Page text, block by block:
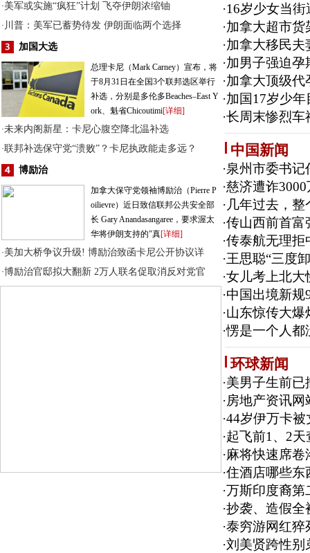
·美军或实施“疯狂”计划 飞夺伊朗浓缩铀
· 川普：美军已蓄势待发 伊朗面临两个选择
加国大选
总理卡尼（Mark Carney）宣布，将
于8月31日在全国3个联邦选区举行
补选，分别是多伦多Beaches–East Y
ork、魁省Chicoutimi[详细]
·未来内阁新星：卡尼心腹空降北温补选
·联邦补选保守党“溃败”？卡尼执政能走多远？
博励治
加拿大保守党领袖博励治（Pierre P
oilievre）近日致信联邦公共安全部
长 Gary Anandasangaree，要求渥太
华将伊朗支持的"真[详细]
·美加大桥争议升级! 博励治致函卡尼公开协议详
·博励治官邸拟大翻新 2万人联名促取消反对党官
·16岁少女当
·加拿大超市货
·加拿大移民夫
·加男子强迫孕
·加拿大顶级代
·加国17岁少
·长周末惨烈车
中国新闻
·泉州市委书记
·慈济遭诈
· 几年过去，
·传山西前首富
·传泰航无理拒
·王思聪“三度
·女儿考上北大
·中国出境新规
·山东惊传大爆
·愣是一个人都
环球新闻
·美男子生前已
·房地产资讯
·44岁伊万卡被
·起飞前1、2
·麻将快速席
·住酒店哪些东
·万斯印度裔
·抄袭、造假全
·泰穷游网红猝
·刘美贤跨性别